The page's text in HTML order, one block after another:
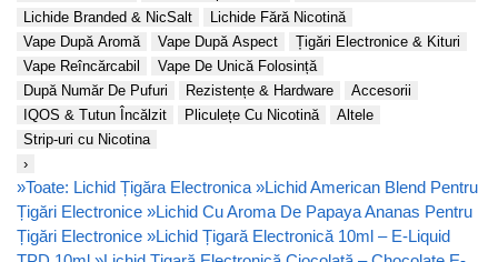
Lichide Branded & NicSalt
Lichide Fără Nicotină
Vape După Aromă
Vape După Aspect
Țigări Electronice & Kituri
Vape Reîncărcabil
Vape De Unică Folosință
După Număr De Pufuri
Rezistențe & Hardware
Accesorii
IQOS & Tutun Încălzit
Pliculețe Cu Nicotină
Altele
Strip-uri cu Nicotina
›
»Toate: Lichid Țigăra Electronica »Lichid American Blend Pentru
Țigări Electronice »Lichid Cu Aroma De Papaya Ananas Pentru
Țigări Electronice »Lichid Țigară Electronică 10ml – E-Liquid